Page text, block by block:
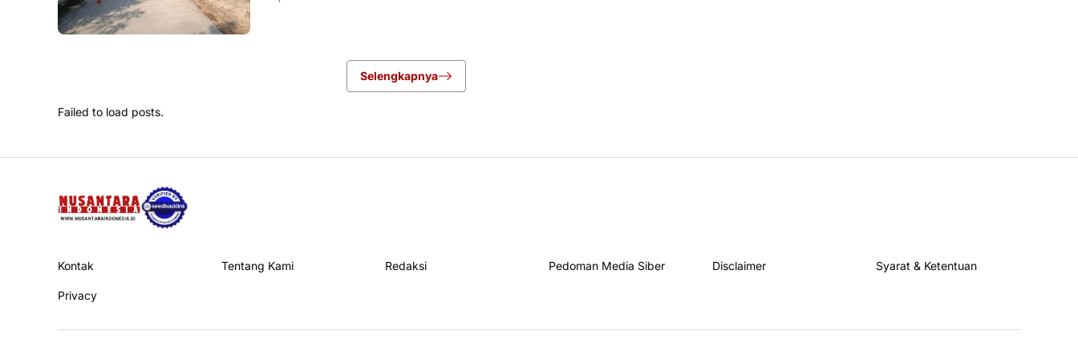
Selengkapnya
Failed to load posts.
Kontak Tentang Kami Redaksi Pedoman Media Siber Disclaimer Syarat & Ketentuan
Privacy